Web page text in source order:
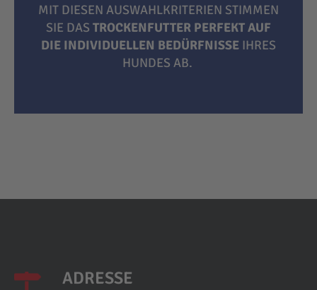
MIT DIESEN AUSWAHLKRITERIEN STIMMEN
SIE DAS TROCKENFUTTER PERFEKT AUF
DIE INDIVIDUELLEN BEDÜRFNISSE IHRES
HUNDES AB.
ADRESSE